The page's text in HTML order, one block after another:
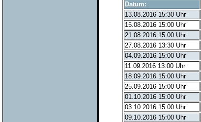
Datum:
13.08.2016 15:30 Uhr
15.08.2016 15:00 Uhr
21.08.2016 15:00 Uhr
27.08.2016 13:30 Uhr
04.09.2016 15:00 Uhr
11.09.2016 13:00 Uhr
18.09.2016 15:00 Uhr
25.09.2016 15:00 Uhr
01.10.2016 15:00 Uhr
03.10.2016 15:00 Uhr
09.10.2016 15:00 Uhr